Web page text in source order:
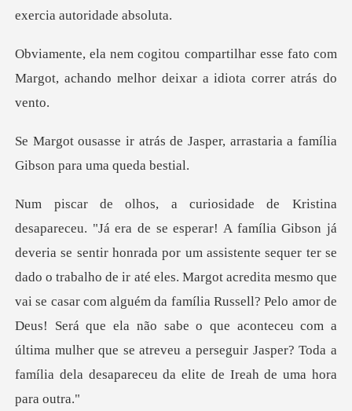
r esse fato com
Margot, achando melhor
Jasper, arrastaria a família
G
quer ter se
dado o trabalho de ir até eles. Margot acredita mesmo que
vai se casar com alguém da família Russell? Pelo amor de
Deus! Será que ela não